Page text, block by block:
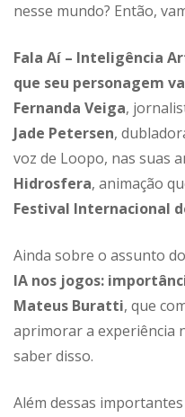
nesse mundo? Então,
Fala Aí – Inteligência
que seu personagem
Fernanda Veiga,
Jade Petersen,
voz de Loopo, nas suas
Hidrosfera, animação
Festival Internacional
Ainda sobre o assunto
IA nos jogos:
Mateus Buratti, que
aprimorar a experiência
saber disso.
Além dessas